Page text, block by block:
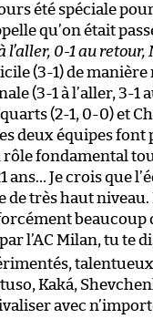
été spéciale
qu’on était
0-1 au retour,
(3-1) de
(3-1 à l’aller, 3-
(2-1, 0-0) et
deux équipes
rôle fondamental
ans… Je crois que
de très haut
beaucoup
l’AC Milan, tu te
Kaká,
avec